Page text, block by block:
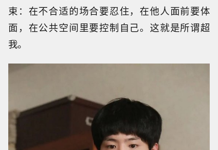
束：在不合适的场合要忍住，在他人面前要体
面，在公共空间里要控制自己。这就是所谓超
我。